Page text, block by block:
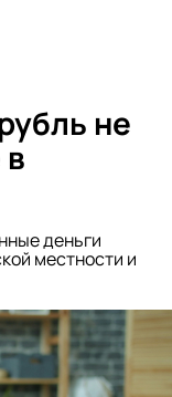
не
деньги
местности и